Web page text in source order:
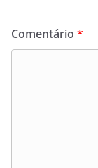
Comentário *